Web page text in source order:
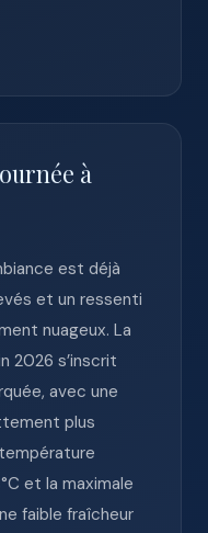
à
est déjà
et un ressenti
nuageux. La
2026 s’inscrit
avec une
plus
et la maximale
faible fraîcheur